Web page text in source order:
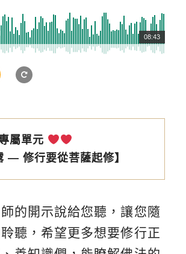
08:43
屬單元
— 修行要從菩薩起修】
的開示說給您聽，讓您隨
聽，希望更多想要修行正